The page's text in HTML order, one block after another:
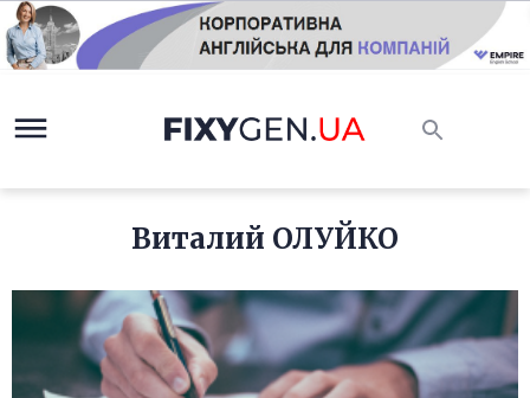
Виталий ОЛУЙКО